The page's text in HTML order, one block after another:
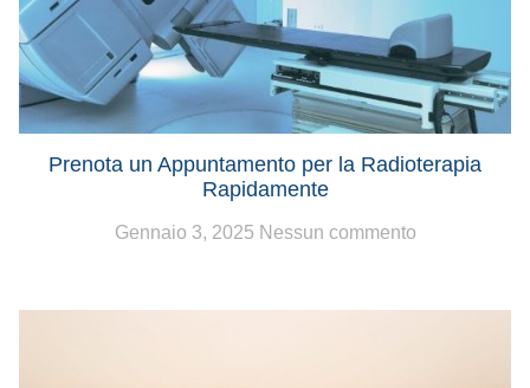
Prenota un Appuntamento per la Radioterapia
Rapidamente
Gennaio 3, 2025 Nessun commento